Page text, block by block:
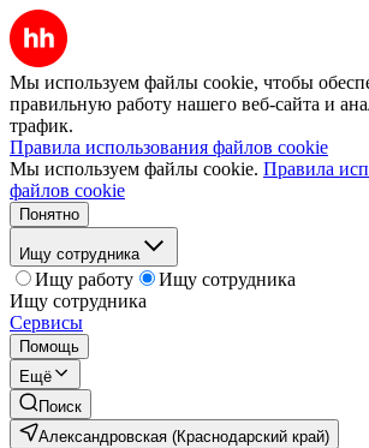
Мы используем файлы cookie, чтобы
правильную работу нашего веб-сайта и
трафик.
Правила использования файлов cookie
Мы используем файлы cookie. Правила
файлов cookie
Понятно
Ищу сотрудника
Ищу работу
Ищу сотрудника
Ищу сотрудника
Сервисы
Помощь
Ещё
Поиск
Александровская (Краснодарский край)